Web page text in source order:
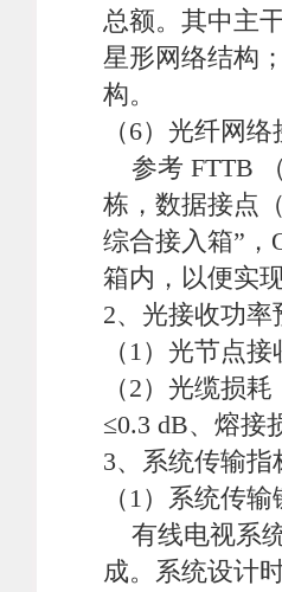
总额。其中主
星形网络结构
构。
（6）光纤网
参考 FTTB
栋，数据接点
综合接入箱”，
箱内，以便实
2、光接收功率
（1）光节点
（2）光缆损
≤0.3 dB、熔接
3、系统传输指
（1）系统传
有线电视系
成。系统设计